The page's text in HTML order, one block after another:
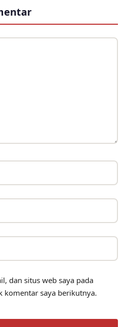
dan situs web saya pada
komentar saya berikutnya.